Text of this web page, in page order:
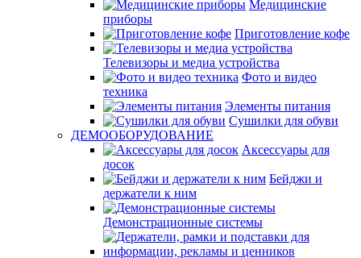
Медицинские
приборы
Приготовление кофе
Телевизоры и медиа устройства
Фото и видео
техника
Элементы питания
Сушилки для обуви
ДЕМООБОРУДОВАНИЕ
Аксессуары для
досок
Бейджи и
держатели к ним
Демонстрационные системы